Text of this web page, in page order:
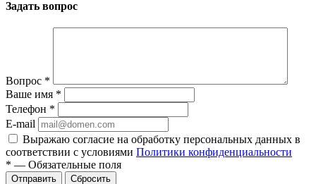
Задать вопрос
Вопрос *
Ваше имя *
Телефон *
E-mail
Выражаю согласие на обработку персональных данных в
соответствии с условиями Политики конфиденциальности
* — Обязательные поля
Отправить Сбросить